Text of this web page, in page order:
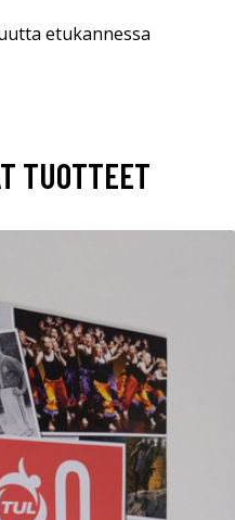
etukannessa
TUOTTEET